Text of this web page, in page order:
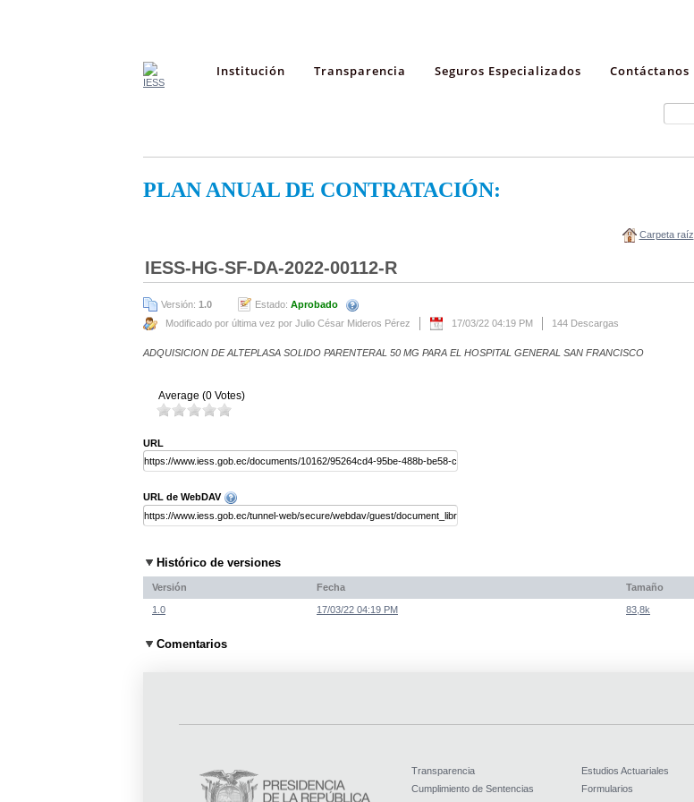
Institución Transparencia Seguros Especializados Contáctanos
PLAN ANUAL DE CONTRATACIÓN:
Carpeta raíz
IESS-HG-SF-DA-2022-00112-R
Versión: 1.0 Estado: Aprobado
Modificado por última vez por Julio César Mideros Pérez
17/03/22 04:19 PM 144 Descargas
ADQUISICION DE ALTEPLASA SOLIDO PARENTERAL 50 MG PARA EL HOSPITAL GENERAL SAN FRANCISCO
Average (0 Votes)
URL
URL de WebDAV
Histórico de versiones
Versión Fecha Tamaño
1.0 17/03/22 04:19 PM 83,8k
Comentarios
Transparencia
Cumplimiento de Sentencias
Estudios Actuariales
Formularios